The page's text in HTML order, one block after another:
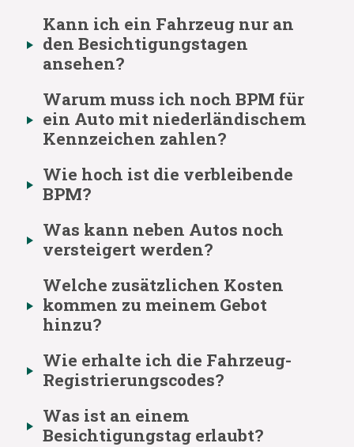
Kann ich ein Fahrzeug nur an
den Besichtigungstagen
ansehen?
Warum muss ich noch BPM für
ein Auto mit niederländischem
Kennzeichen zahlen?
Wie hoch ist die verbleibende
BPM?
Was kann neben Autos noch
versteigert werden?
Welche zusätzlichen Kosten
kommen zu meinem Gebot
hinzu?
Wie erhalte ich die Fahrzeug-
Registrierungscodes?
Was ist an einem
Besichtigungstag erlaubt?